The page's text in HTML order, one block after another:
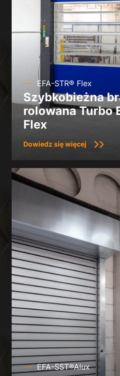
EFA-STR® Flex
Szybkobieżna
rolowana Turbo
Flex
Dowiedz się więcej
EFA-SST®Alux